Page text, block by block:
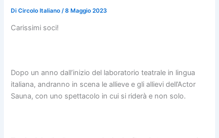
DiCircolo Italiano /8 Maggio 2023
Carissimi soci!
Dopo un anno dall’inizio del laboratorio teatrale in lingua
italiana, andranno in scena le allieve e gli allievi dell’Actor
Sauna, con uno spettacolo in cui si riderà e non solo.